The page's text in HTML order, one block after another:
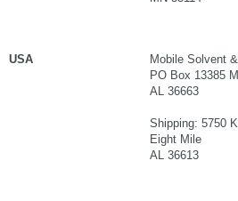
USA
Mobile Solvent
PO Box 13385
AL 36663
Shipping: 5750
Eight Mile
AL 36613